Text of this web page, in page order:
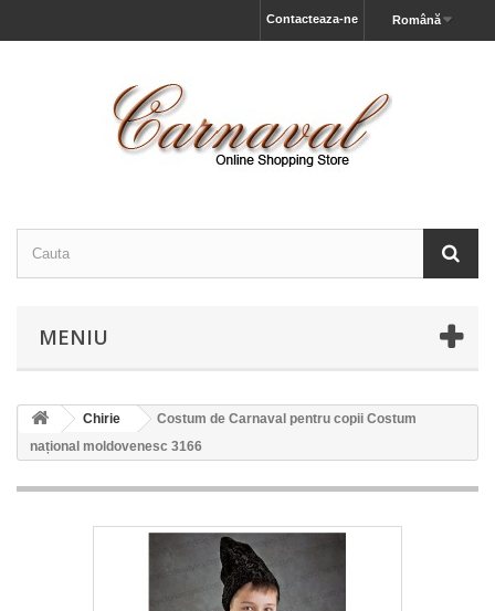
Română
Contacteaza-ne
MENIU
Chirie
Costum de Carnaval pentru copii Costum
național moldovenesc 3166